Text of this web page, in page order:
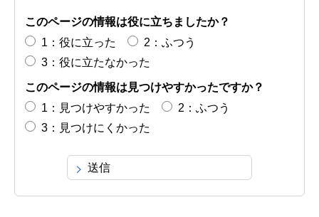
このページの情報は役に立ちましたか？
1：役に立った
2：ふつう
3：役に立たなかった
このページの情報は見つけやすかったですか？
1：見つけやすかった
2：ふつう
3：見つけにくかった